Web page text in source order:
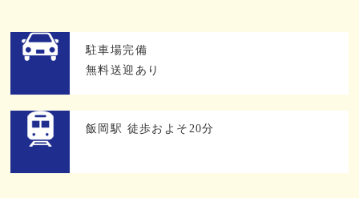
駐車場完備
無料送迎あり
飯岡駅 徒歩およそ20分